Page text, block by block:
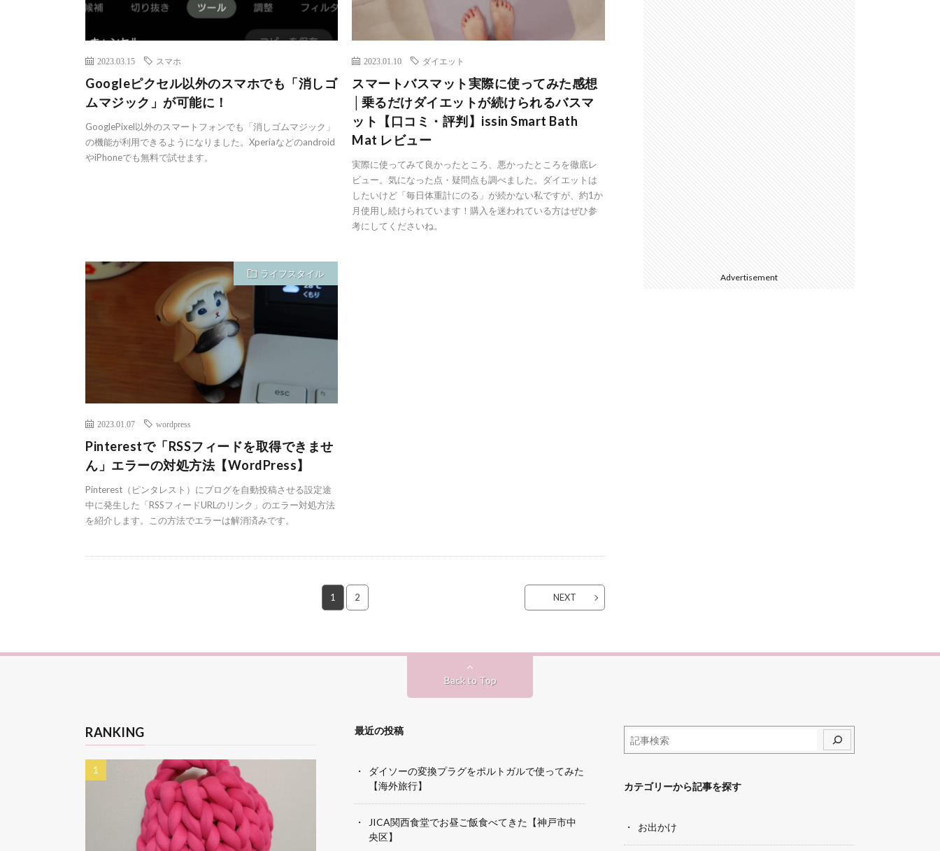
2023.03.15 スマホ
Googleピクセル以外のスマホでも「消しゴ
ムマジック」が可能に！
GooglePixel以外のスマートフォンでも「消しゴムマジック」
の機能が利用できるようになりました。Xperiaなどのandroid
やiPhoneでも無料で試せます。
2023.01.10 ダイエット
スマートバスマット実際に使ってみた感想
│乗るだけダイエットが続けられるバスマ
ット【口コミ・評判】issin Smart Bath
Mat レビュー
実際に使ってみて良かったところ、悪かったところを徹底レ
ビュー。気になった点・疑問点も調べました。ダイエットは
したいけど「毎日体重計にのる」が続かない私ですが、約1か
月使用し続けられています！購入を迷われている方はぜひ参
考にしてくださいね。
ライフスタイル
2023.01.07 wordpress
Pinterestで「RSSフィードを取得できませ
ん」エラーの対処方法【WordPress】
Pinterest（ピンタレスト）にブログを自動投稿させる設定途
中に発生した「RSSフィードURLのリンク」のエラー対処方法
を紹介します。この方法でエラーは解消済みです。
1 2 NEXT
Advertisement
Back to Top
RANKING 最近の投稿
ダイソーの変換プラグをポルトガルで使ってみた
【海外旅行】
JICA関西食堂でお昼ご飯食べてきた【神戸市中
央区】
カテゴリーから記事を探す
お出かけ